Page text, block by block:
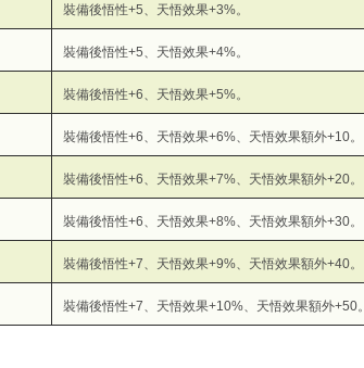
裝備後悟性+5、天悟效果+3%。
裝備後悟性+5、天悟效果+4%。
裝備後悟性+6、天悟效果+5%。
裝備後悟性+6、天悟效果+6%、天悟效果額外+10。
裝備後悟性+6、天悟效果+7%、天悟效果額外+20。
裝備後悟性+6、天悟效果+8%、天悟效果額外+30。
裝備後悟性+7、天悟效果+9%、天悟效果額外+40。
裝備後悟性+7、天悟效果+10%、天悟效果額外+50。